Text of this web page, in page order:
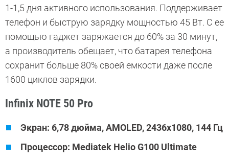
1-1,5 дня активного использования. Поддерживает
телефон и быструю зарядку мощностью 45 Вт. С ее
помощью гаджет заряжается до 60% за 30 минут,
а производитель обещает, что батарея телефона
сохранит больше 80% своей емкости даже после
1600 циклов зарядки.
Infinix NOTE 50 Pro
Экран: 6,78 дюйма, AMOLED, 2436x1080, 144 Гц
Процессор: Mediatek Helio G100 Ultimate